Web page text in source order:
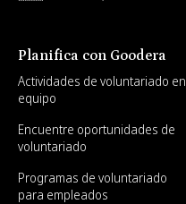
Planifica con Goodera
Actividades de voluntariado en
equipo
Encuentre oportunidades de
voluntariado
Programas de voluntariado
para empleados